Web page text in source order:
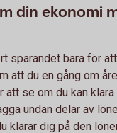
din ekonomi
sparandet bara för
att du en gång om
att se om du kan
undan delar av
klarar dig på den